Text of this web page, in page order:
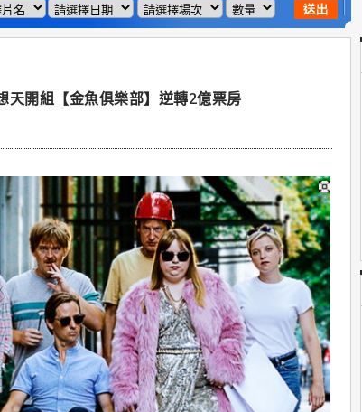
天開組【金魚俱樂部】逆轉2億票房